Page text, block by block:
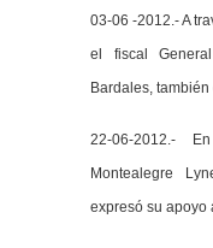
03-06 -2012.- A
el fiscal
Bardales,
22-06-2012.-
Montealegre
expresó su apoyo